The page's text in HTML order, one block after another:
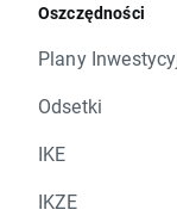
Oszczędności
Plany
Odsetki
IKE
IKZE